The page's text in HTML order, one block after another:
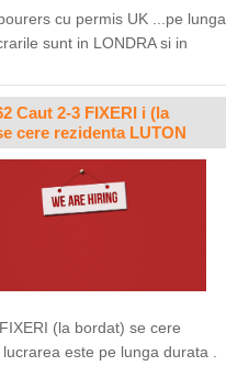
cu permis UK ...pe lunga
sunt in LONDRA si in
Caut 2-3 FIXERI i (la
cere rezidenta LUTON
(la bordat) se cere
este pe lunga durata .